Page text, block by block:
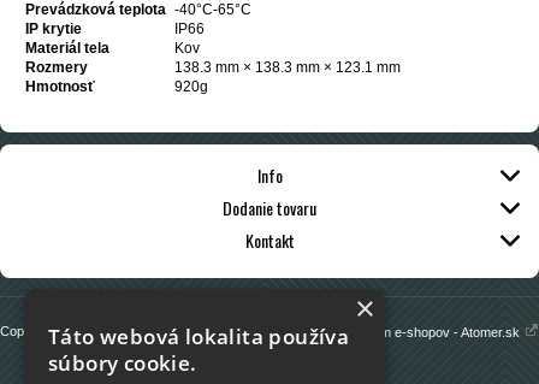
Prevádzková teplota -40°C-65°C
IP krytie
IP66
Materiál tela
Kov
Rozmery
138.3 mm × 138.3 mm × 123.1 mm
Hmotnosť
920g
Info
Dodanie tovaru
Kontakt
Copyright 2013 - 2026 © vimon.sk Prenájom e-shopov - Atomer.sk
×
Táto webová lokalita používa
súbory cookie.